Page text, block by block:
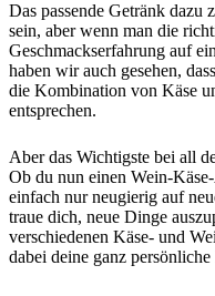
Das passende Getränk dazu
sein, aber wenn man die
Geschmackserfahrung auf
haben wir auch gesehen,
die Kombination von Käse
entsprechen.
Aber das Wichtigste bei all
Ob du nun einen Wein-
einfach nur neugierig auf
traue dich, neue Dinge
verschiedenen Käse- und
dabei deine ganz